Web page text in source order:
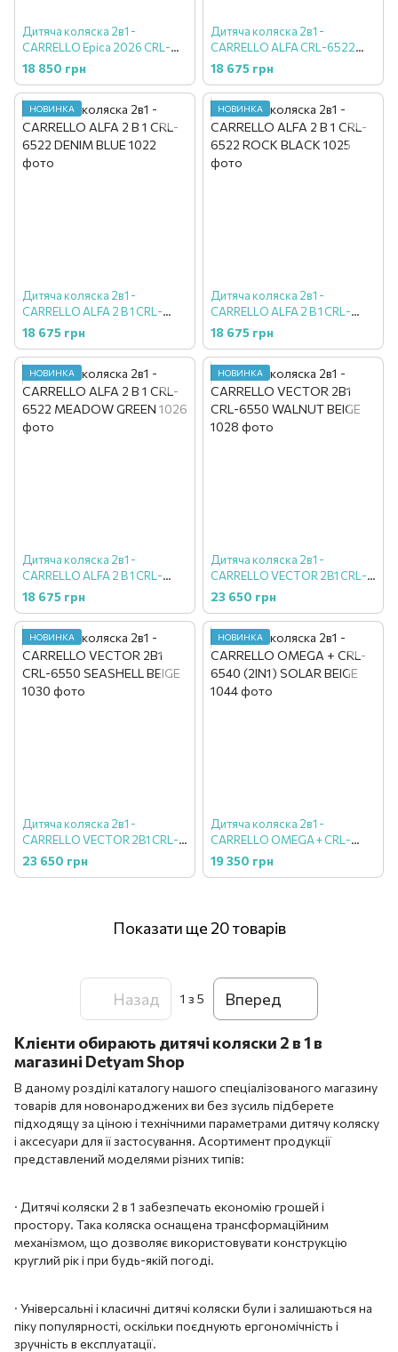
Дитяча коляска 2в1 -
CARRELLO Epica 2026 CRL-
8510 Almond Beige
18 850 грн
Дитяча коляска 2в1 -
CARRELLO ALFA CRL-6522
Natural Beige
18 675 грн
НОВИНКА
Дитяча коляска 2в1 -
CARRELLO ALFA 2 В 1 CRL-
6522 DENIM BLUE
18 675 грн
НОВИНКА
Дитяча коляска 2в1 -
CARRELLO ALFA 2 В 1 CRL-
6522 ROCK BLACK
18 675 грн
НОВИНКА
Дитяча коляска 2в1 -
CARRELLO ALFA 2 В 1 CRL-
6522 MEADOW GREEN
18 675 грн
НОВИНКА
Дитяча коляска 2в1 -
CARRELLO VECTOR 2В1 CRL-
6550 WALNUT BEIGE
23 650 грн
НОВИНКА
Дитяча коляска 2в1 -
CARRELLO VECTOR 2В1 CRL-
6550 SEASHELL BEIGE
23 650 грн
НОВИНКА
Дитяча коляска 2в1 -
CARRELLO OMEGA + CRL-
6540 (2IN1) SOLAR BEIGE
19 350 грн
Показати ще 20 товарів
Назад 1 з 5 Вперед
Клієнти обирають дитячі коляски 2 в 1 в
магазині Detyam Shop
В даному розділі каталогу нашого спеціалізованого магазину
товарів для новонароджених ви без зусиль підберете
підходящу за ціною і технічними параметрами дитячу коляску
і аксесуари для її застосування. Асортимент продукції
представлений моделями різних типів:
· Дитячі коляски 2 в 1 забезпечать економію грошей і
простору. Така коляска оснащена трансформаційним
механізмом, що дозволяє використовувати конструкцію
круглий рік і при будь-якій погоді.
· Універсальні і класичні дитячі коляски були і залишаються на
піку популярності, оскільки поєднують ергономічність і
зручність в експлуатації.